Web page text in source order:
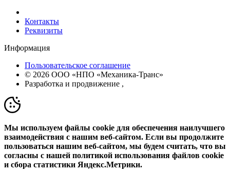
Контакты
Реквизиты
Информация
Пользовательское соглашение
© 2026 ООО «НПО «Механика-Транс»
Разработка и продвижение ,
Мы используем файлы cookie для обеспечения наилучшего
взаимодействия с нашим веб-сайтом. Если вы продолжите
пользоваться нашим веб-сайтом, мы будем считать, что вы
согласны с нашей политикой использования файлов cookie
и сбора статистики Яндекс.Метрики.